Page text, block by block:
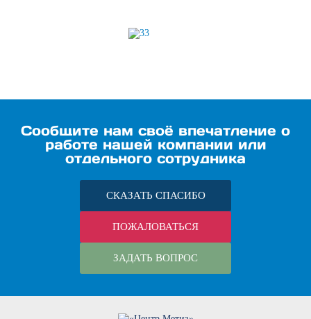
Сообщите нам своё впечатление о
работе нашей компании или
отдельного сотрудника
СКАЗАТЬ СПАСИБО
ПОЖАЛОВАТЬСЯ
ЗАДАТЬ ВОПРОС